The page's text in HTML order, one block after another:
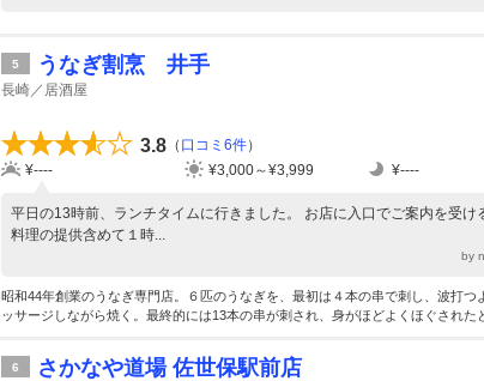
5 うなぎ割烹 井手
長崎／居酒屋
3.8 （ 口コミ6件）
¥----
¥3,000～¥3,999 ¥----
平日の13時前、ランチタイムに行きました。 お店に入口でご案内を受け
料理の提供含めて１時...
by
昭和44年創業のうなぎ専門店。６匹のうなぎを、最初は４本の串で刺し、波打つ
ッサージしながら焼く。最終的には13本の串が刺され、身がほどよくほぐされた
6 さかなや道場 佐世保駅前店